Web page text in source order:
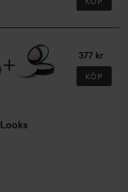
377 kr
KÖP
Looks